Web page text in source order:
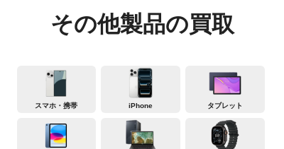
その他製品の買取
スマホ・携帯 iPhone タブレット